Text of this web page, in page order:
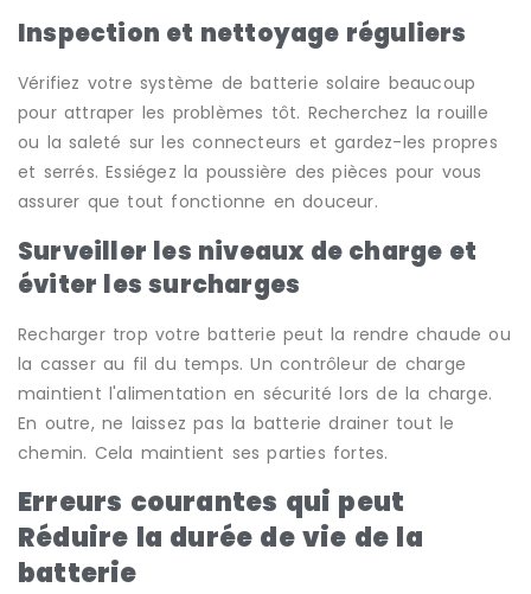
Inspection et nettoyage réguliers
Vérifiez votre système de batterie solaire beaucoup
pour attraper les problèmes tôt. Recherchez la rouille
ou la saleté sur les connecteurs et gardez-les propres
et serrés. Essiégez la poussière des pièces pour vous
assurer que tout fonctionne en douceur.
Surveiller les niveaux de charge et
éviter les surcharges
Recharger trop votre batterie peut la rendre chaude ou
la casser au fil du temps. Un contrôleur de charge
maintient l'alimentation en sécurité lors de la charge.
En outre, ne laissez pas la batterie drainer tout le
chemin. Cela maintient ses parties fortes.
Erreurs courantes qui peut
Réduire la durée de vie de la
batterie